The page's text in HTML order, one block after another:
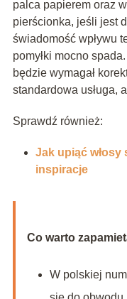
palca papierem oraz
pierścionka, jeśli jest
świadomość wpływu
pomyłki mocno
będzie wymagał
standardowa usługa,
Sprawdź również:
Jak upiąć
inspiracje
Co warto
W polskiej